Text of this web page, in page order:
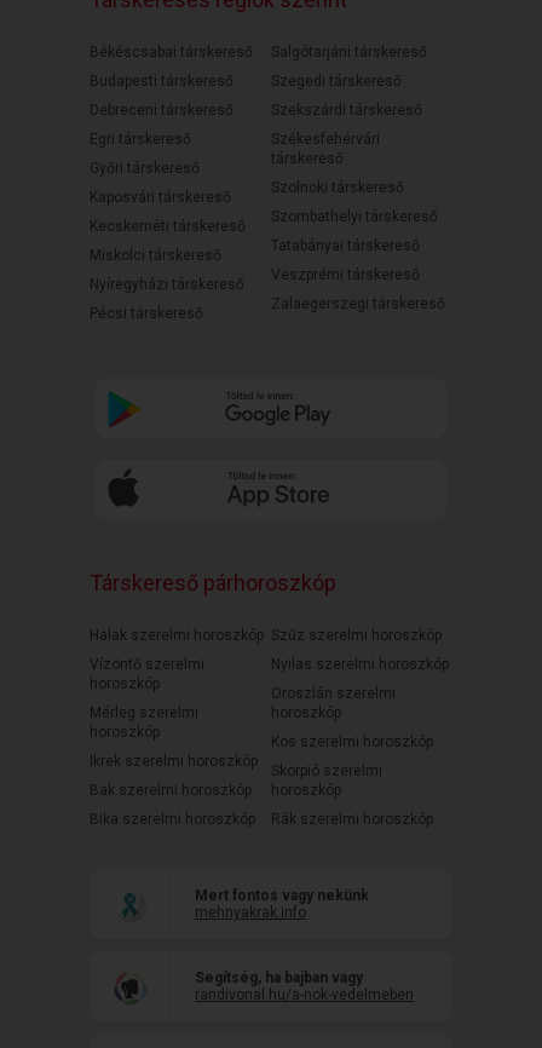
Békéscsabai társkereső
Budapesti társkereső
Debreceni társkereső
Egri társkereső
Győri társkereső
Kaposvári társkereső
Kecskeméti társkereső
Miskolci társkereső
Nyíregyházi társkereső
Pécsi társkereső
Salgótarjáni társkereső
Szegedi társkereső
Szekszárdi társkereső
Székesfehérvári
társkereső
Szolnoki társkereső
Szombathelyi társkereső
Tatabányai társkereső
Veszprémi társkereső
Zalaegerszegi társkereső
Társkereső párhoroszkóp
Halak szerelmi horoszkóp
Vízöntő szerelmi
horoszkóp
Mérleg szerelmi
horoszkóp
Ikrek szerelmi horoszkóp
Bak szerelmi horoszkóp
Bika szerelmi horoszkóp
Szűz szerelmi horoszkóp
Nyilas szerelmi horoszkóp
Oroszlán szerelmi
horoszkóp
Kos szerelmi horoszkóp
Skorpió szerelmi
horoszkóp
Rák szerelmi horoszkóp
Mert fontos vagy nekünk
mehnyakrak.info
Segítség, ha bajban vagy
randivonal.hu/a-nok-vedelmeben